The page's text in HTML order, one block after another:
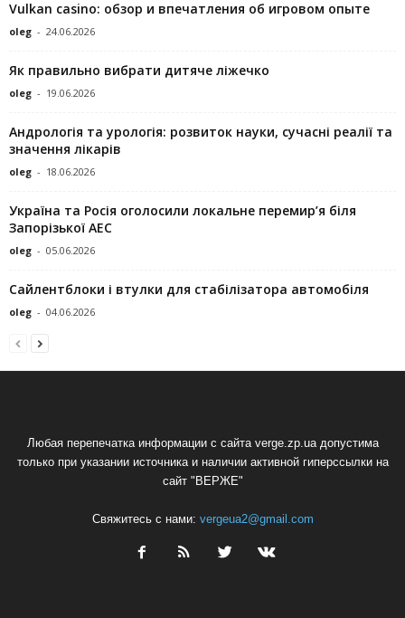
Vulkan casino: обзор и впечатления об игровом опыте
oleg - 24.06.2026
Як правильно вибрати дитяче ліжечко
oleg - 19.06.2026
Андрологія та урологія: розвиток науки, сучасні реалії та
значення лікарів
oleg - 18.06.2026
Україна та Росія оголосили локальне перемир’я біля
Запорізької АЕС
oleg - 05.06.2026
Сайлентблоки і втулки для стабілізатора автомобіля
oleg - 04.06.2026
Любая перепечатка информации с сайта verge.zp.ua допустима
только при указании источника и наличии активной гиперссылки на
сайт "ВЕРЖЕ"
Свяжитесь с нами: vergeua2@gmail.com